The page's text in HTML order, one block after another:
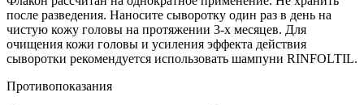
после разведения. Наносите сыворотку один раз в день на
чистую кожу головы на протяжении 3-х месяцев. Для
очищения кожи головы и усиления эффекта действия
сыворотки рекомендуется использовать шампуни RINFOLTIL.
Противопоказания